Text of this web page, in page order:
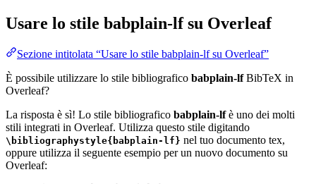
Usare lo stile babplain-lfsu Overleaf
Sezione intitolata “Usare lo stile babplain-lf su Overleaf”
È possibile utilizzare lo stile bibliografico babplain-lfBibTeX in
Overleaf?
La risposta è sì! Lo stile bibliografico babplain-lfè uno dei molti
stili integrati in Overleaf. Utilizza questo stile digitando
\bibliographystyle{babplain-lf} nel tuo documento tex,
oppure utilizza il seguente esempio per un nuovo documento su
Overleaf: